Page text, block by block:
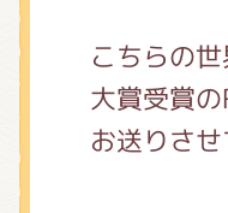
こちらの
大賞受賞
お送りさせ